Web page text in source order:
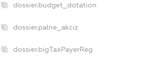
dossier.budget_dotation
dossier.palne_akciz
dossier.bigTaxPayerReg